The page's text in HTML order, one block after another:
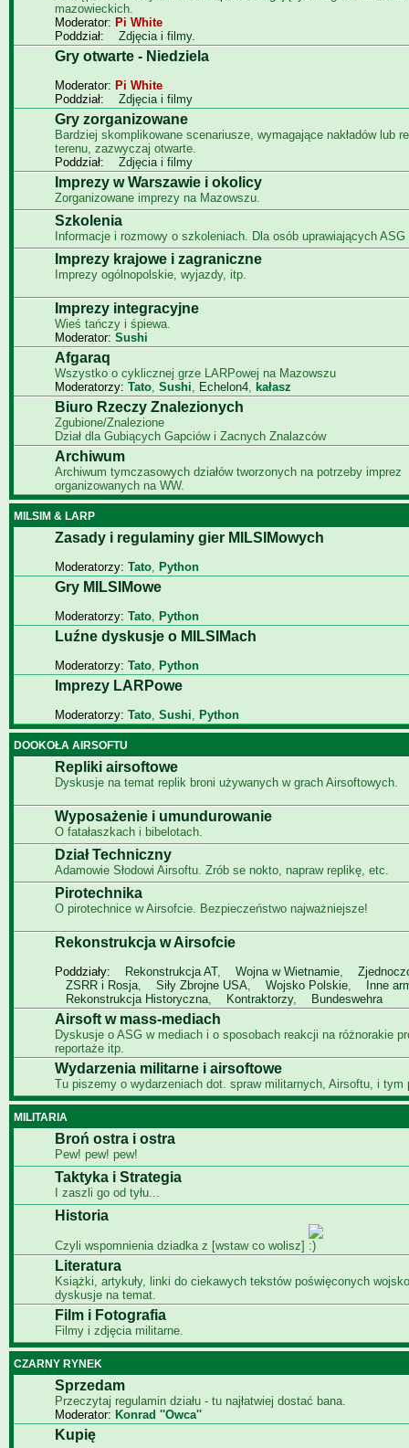
mazowieckich.
Moderator: Pi White
Poddział:
Zdjęcia i filmy.
Gry otwarte - Niedziela
Moderator: Pi White
Poddział:
Zdjęcia i filmy
Gry zorganizowane
Bardziej skomplikowane scenariusze, wymagające nakładów lub
terenu, zazwyczaj otwarte.
Poddział:
Zdjęcia i filmy
Imprezy w Warszawie i okolicy
Zorganizowane imprezy na Mazowszu.
Szkolenia
Informacje i rozmowy o szkoleniach. Dla osób uprawiających
Imprezy krajowe i zagraniczne
Imprezy ogólnopolskie, wyjazdy, itp.
Imprezy integracyjne
Wieś tańczy i śpiewa.
Moderator: Sushi
Afgaraq
Wszystko o cyklicznej grze LARPowej na Mazowszu
Moderatorzy: Tato, Sushi, Echelon4, kałasz
Biuro Rzeczy Znalezionych
Zgubione/Znalezione
Dział dla Gubiących Gapciów i Zacnych Znalazców
Archiwum
Archiwum tymczasowych działów tworzonych na potrzeby imprez
organizowanych na WW.
MILSIM & LARP
Zasady i regulaminy gier MILSIMowych
Moderatorzy: Tato, Python
Gry MILSIMowe
Moderatorzy: Tato, Python
Luźne dyskusje o MILSIMach
Moderatorzy: Tato, Python
Imprezy LARPowe
Moderatorzy: Tato, Sushi, Python
DOOKOŁA AIRSOFTU
Repliki airsoftowe
Dyskusje na temat replik broni używanych w grach Airsoftowych.
Wyposażenie i umundurowanie
O fatałaszkach i bibelotach.
Dział Techniczny
Adamowie Słodowi Airsoftu. Zrób se nokto, napraw replikę, etc.
Pirotechnika
O pirotechnice w Airsofcie. Bezpieczeństwo najważniejsze!
Rekonstrukcja w Airsofcie
Poddziały: Rekonstrukcja AT, Wojna w Wietnamie,
ZSRR i Rosja, Siły Zbrojne USA, Wojsko Polskie,
Inne
Rekonstrukcja Historyczna, Kontraktorzy, Bundeswehra
Airsoft w mass-mediach
Dyskusje o ASG w mediach i o sposobach reakcji na różnorakie
reportaże itp.
Wydarzenia militarne i airsoftowe
Tu piszemy o wydarzeniach dot. spraw militarnych, Airsoftu, i tym
MILITARIA
Broń ostra i ostra
Pew! pew! pew!
Taktyka i Strategia
I zaszli go od tyłu...
Historia
Czyli wspomnienia dziadka z [wstaw co wolisz]
Literatura
Książki, artykuły, linki do ciekawych tekstów poświęconych
dyskusje na temat.
Film i Fotografia
Filmy i zdjęcia militarne.
CZARNY RYNEK
Sprzedam
Przeczytaj regulamin działu - tu najłatwiej dostać bana.
Moderator: Konrad ''Owca''
Kupię